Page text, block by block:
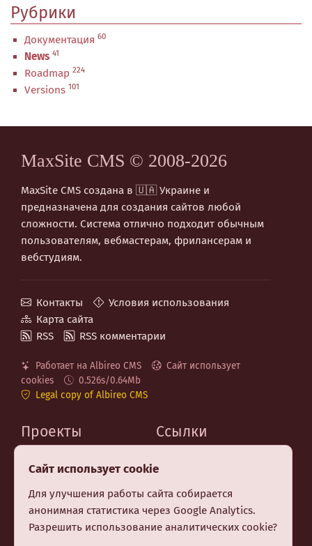
Рубрики
Документация 60
News 41
Roadmap 224
Versions 101
MaxSite CMS © 2008-2026
MaxSite CMS создана в 🇺🇦 Украине и
предназначена для создания сайтов любой
сложности. Система отлично подходит обычным
пользователям, вебмастерам, фрилансерам и
вебстудиям.
Контакты
Условия использования
Карта сайта
RSS
RSS комментарии
Работает на Albireo CMS
Сайт использует
cookies
0.526s/0.64Mb
Legal copy of Albireo CMS
Проекты
Albireo CMS
Berry CSS (CSS Utilities)
Premium шаблон MF
Заказать создание
Ссылки
Сайт использует cookie
Для улучшения работы сайта собирается
анонимная статистика через Google Analytics.
Разрешить использование аналитических cookie?